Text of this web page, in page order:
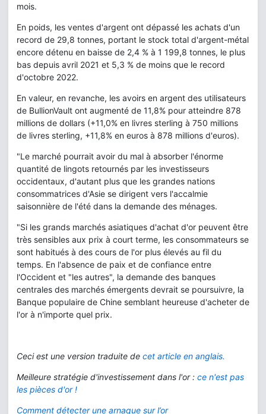
mois.
En poids, les ventes d'argent ont dépassé les achats d'un
record de 29,8 tonnes, portant le stock total d'argent-métal
encore détenu en baisse de 2,4 % à 1 199,8 tonnes, le plus
bas depuis avril 2021 et 5,3 % de moins que le record
d'octobre 2022.
En valeur, en revanche, les avoirs en argent des utilisateurs
de BullionVault ont augmenté de 11,8% pour atteindre 878
millions de dollars (+11,0% en livres sterling à 750 millions
de livres sterling, +11,8% en euros à 878 millions d'euros).
"Le marché pourrait avoir du mal à absorber l'énorme
quantité de lingots retournés par les investisseurs
occidentaux, d'autant plus que les grandes nations
consommatrices d'Asie se dirigent vers l'accalmie
saisonnière de l'été dans la demande des ménages.
"Si les grands marchés asiatiques d'achat d'or peuvent être
très sensibles aux prix à court terme, les consommateurs se
sont habitués à des cours de l'or plus élevés au fil du
temps. En l'absence de paix et de confiance entre
l'Occident et "les autres", la demande des banques
centrales des marchés émergents devrait se poursuivre, la
Banque populaire de Chine semblant heureuse d'acheter de
l'or à n'importe quel prix.
Ceci est une version traduite de cet article en anglais.
Meilleure stratégie d'investissement dans l'or : ce n'est pas
les pièces d'or !
Comment détecter une arnaque sur l’or